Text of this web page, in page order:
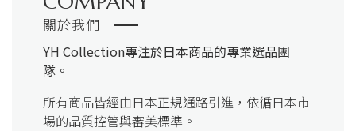
關於我們
YH Collection專注於日本商品的專業選品團
隊。
所有商品皆經由日本正規通路引進，依循日本市
場的品質控管與審美標準。